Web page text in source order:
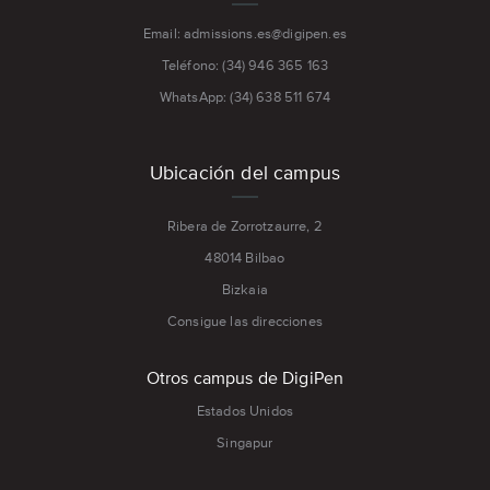
Email: admissions.es@digipen.es
Teléfono: (34) 946 365 163
WhatsApp: (34) 638 511 674
Ubicación del campus
Ribera de Zorrotzaurre, 2
48014 Bilbao
Bizkaia
Consigue las direcciones
Otros campus de DigiPen
Estados Unidos
Singapur